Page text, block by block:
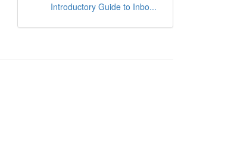
Introductory Guide to Inbo...